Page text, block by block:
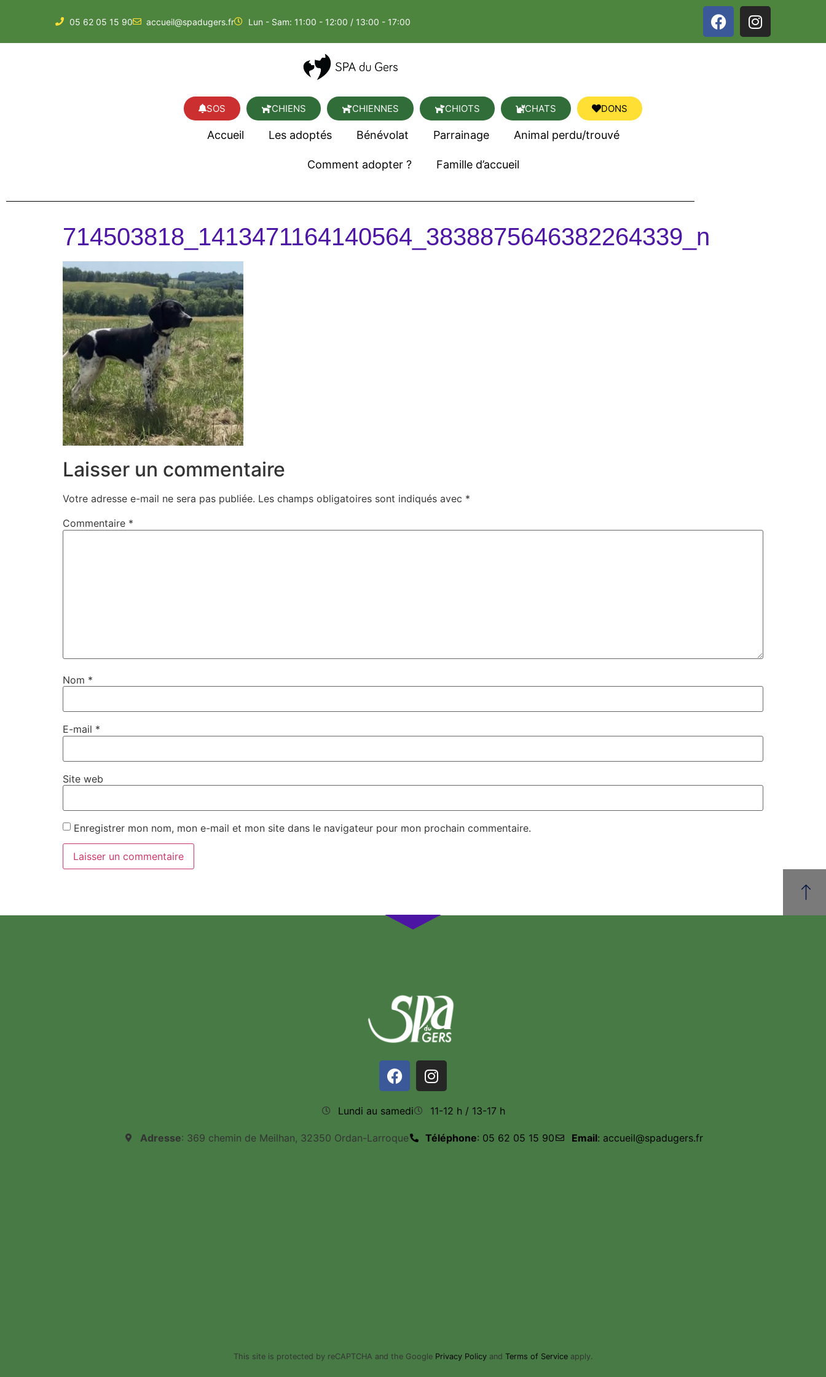
05 62 05 15 90 accueil@spadugers.fr Lun - Sam: 11:00 - 12:00 / 13:00 - 17:00
SOS CHIENS CHIENNES CHIOTS CHATS DONS
Accueil Les adoptés Bénévolat Parrainage Animal perdu/trouvé
Comment adopter ? Famille d’accueil
714503818_1413471164140564_3838875646382264339_n
Laisser un commentaire
Votre adresse e-mail ne sera pas publiée. Les champs obligatoires sont indiqués avec *
Commentaire *
Nom *
E-mail *
Site web
Enregistrer mon nom, mon e-mail et mon site dans le navigateur pour mon prochain commentaire.
Lundi au samedi 11-12 h / 13-17 h
Adresse: 369 chemin de Meilhan, 32350 Ordan-Larroque Téléphone: 05 62 05 15 90 Email: accueil@spadugers.fr
This site is protected by reCAPTCHA and the Google Privacy Policyand Terms of Serviceapply.